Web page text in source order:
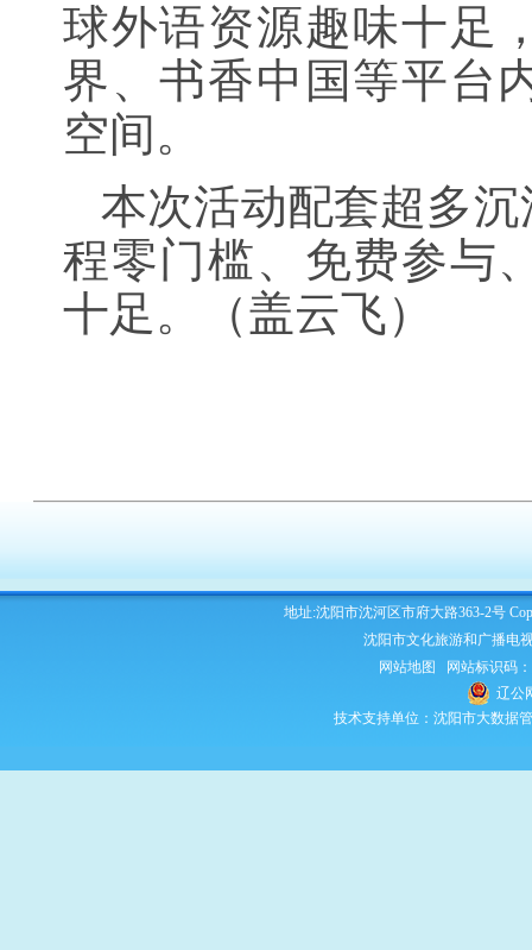
球外语资源趣味十足
界、书香中国等平台
空间。
本次活动配套超多
程零门槛、免费参与
十足。（盖云飞）
地址:沈阳市沈河区市府大路363-2号
沈阳市文化旅游和广播电
网站地图
网站标识码
辽公
技术支持单位：沈阳市大数据